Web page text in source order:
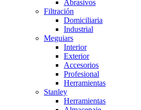
Abrasivos
Filtración
Domiciliaria
Industrial
Meguiars
Interior
Exterior
Accesorios
Profesional
Herramientas
Stanley
Herramientas